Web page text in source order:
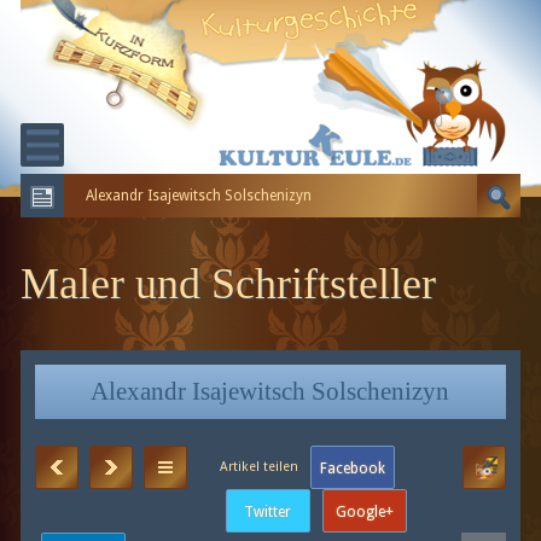
KULTURGESCHICHTE
ERDGESCHICHTE
EVOLUTION
Alexandr Isajewitsch Solschenizyn
Maler und Schriftsteller
Alexandr Isajewitsch Solschenizyn